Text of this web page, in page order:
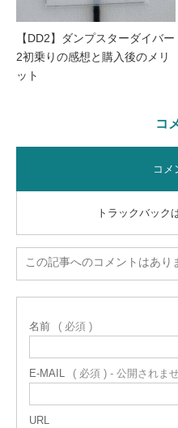
【DD2】ダンプスターダイバー
2初乗りの感想と購入後のメリ
ット
コ
コメ
トラックバック
この記事へのコメントはあり
名前 ( 必須 )
E-MAIL ( 必須 ) - 公開されま
URL